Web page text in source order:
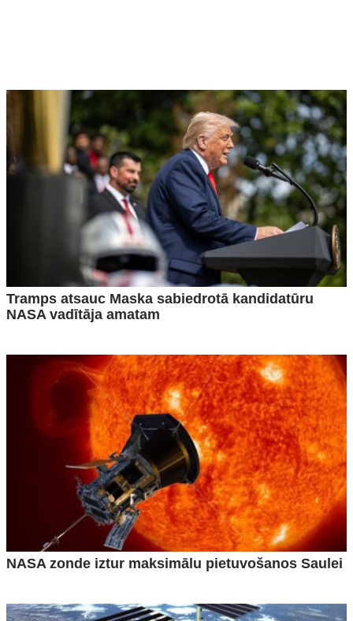
Tramps atsauc Maska sabiedrotā kandidatūru
NASA vadītāja amatam
NASA zonde iztur maksimālu pietuvošanos Saulei